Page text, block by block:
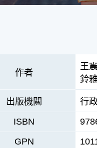
作者
王
鈴
出版機關
行
ISBN
GPN